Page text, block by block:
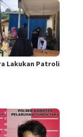
Lakukan Patroli